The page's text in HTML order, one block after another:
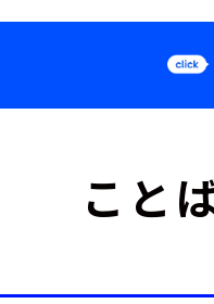
TBS
Podcast
こと